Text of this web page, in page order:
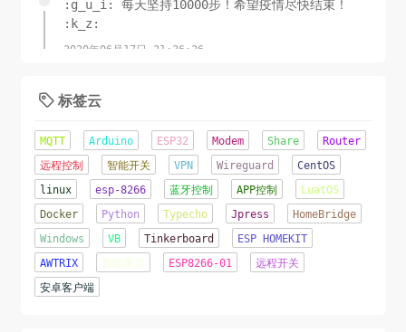
:g_u_i: 每天坚持10000步！希望疫情尽快结束！
:k_z:
2020年06月17日 21:36:26
锲而舍之，朽木不折;锲而不舍，金石可镂.-荀子
这才是夏天该有的样子！
2020年06月07日 16:22:44
辛苦了几天...终于成功将网站从Jpress移植到了
TypeCho.o(╥﹏╥)o
2020年06月05日 22:12:09
 标签云
MQTT Arduino ESP32 Modem Share
Router
远程控制
智能开关 VPN Wireguard
CentOS
linux
esp-8266 蓝牙控制 APP控制
LuatOS
Docker
Python Typecho Jpress
HomeBridge
Windows
VB Tinkerboard
ESP HOMEKIT
AWTRIX
智能家居 ESP8266-01
远程开关
安卓客户端